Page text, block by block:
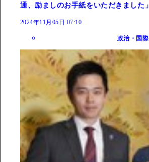
通、励ましのお手紙をいただきました」
2024年11月05日 07:10
政治・国際